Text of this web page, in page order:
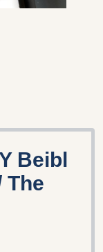
Beibl
The